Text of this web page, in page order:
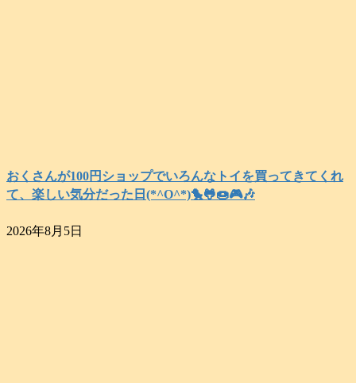
おくさんが100円ショップでいろんなトイを買ってきてくれ
て、楽しい気分だった日(*^O^*)🐤🐸🍩🎮️🎶
2026年8月5日